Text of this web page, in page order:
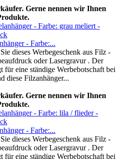
Gerne nennen wir Ihnen
- Farbe:...
dieses Werbegeschenk aus Filz -
oder Lasergravur . Der
eine ständige Werbebotschaft bei
diese Filzanhänger...
Gerne nennen wir Ihnen
- Farbe:...
dieses Werbegeschenk aus Filz -
oder Lasergravur . Der
eine ständige Werbebotschaft bei